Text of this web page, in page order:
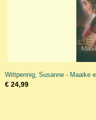
Wittpennig, Susanne - Maaike
€ 24,99